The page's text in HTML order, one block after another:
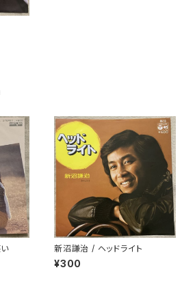
新沼謙治 / ヘッドライト
¥300